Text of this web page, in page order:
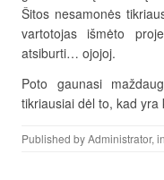
Šitos nesamonės
vartotojas išmėto
atsiburti… ojojoj.
Poto gaunasi maždaug
tikriausiai dėl to, kad
Published byAdministrator, in